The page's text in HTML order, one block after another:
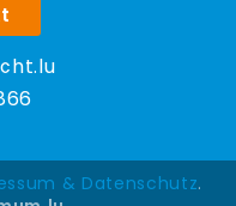
& Datenschutz.